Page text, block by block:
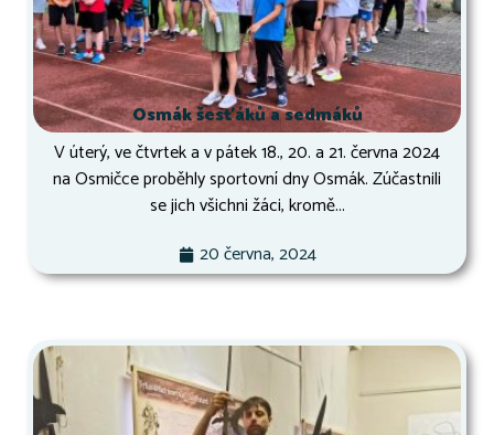
Osmák šesťáků a sedmáků
V úterý, ve čtvrtek a v pátek 18., 20. a 21. června 2024
na Osmičce proběhly sportovní dny Osmák. Zúčastnili
se jich všichni žáci, kromě...
20 června, 2024